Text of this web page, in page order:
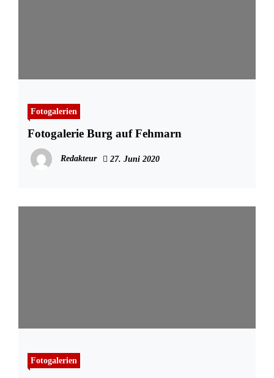
Fotogalerien
Fotogalerie Burg auf Fehmarn
Redakteur 27. Juni 2020
Fotogalerien